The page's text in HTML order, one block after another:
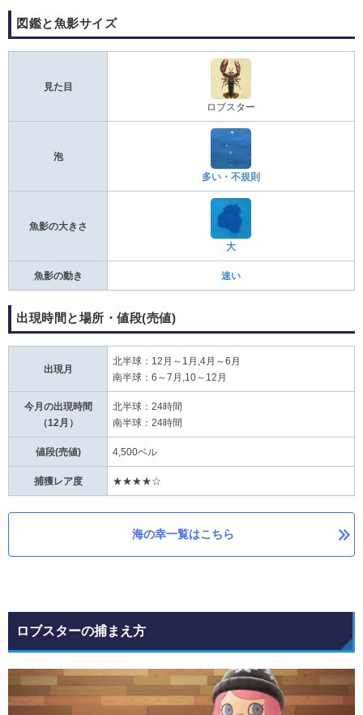
図鑑と魚影サイズ
見た目
ロブスター
泡
多い・不規則
魚影の大きさ
大
魚影の動き 速い
出現時間と場所・値段(売値)
出現月
北半球：12月～1月,4月～6月
南半球：6～7月,10～12月
今月の出現時間
（12月）
北半球：24時間
南半球：24時間
値段(売値) 4,500ベル
捕獲レア度 ★★★★☆
海の幸一覧はこちら
ロブスターの捕まえ方